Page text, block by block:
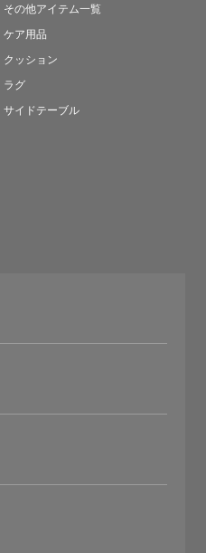
その他アイテム一覧
ケア用品
クッション
ラグ
サイドテーブル